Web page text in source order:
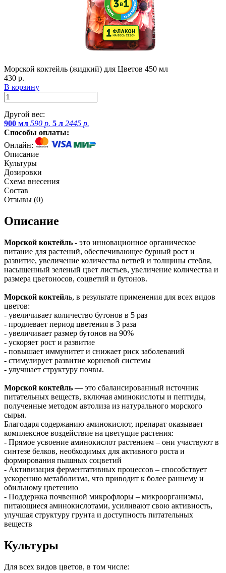
Морской коктейль (жидкий) для Цветов 450 мл
430 р.
В корзину
Другой вес:
900 мл 590 р. 5 л 2445 р.
Способы оплаты:
Онлайн:
Описание
Культуры
Дозировки
Схема внесения
Состав
Отзывы (0)
Описание
Морской коктейль - это инновационное органическое
питание для растений, обеспечивающее бурный рост и
развитие, увеличение количества ветвей и толщины стебля,
насыщенный зеленый цвет листьев, увеличение количества и
размера цветоносов, соцветий и бутонов.
Морской коктейль, в результате применения для всех видов
цветов:
- увеличивает количество бутонов в 5 раз
- продлевает период цветения в 3 раза
- увеличивает размер бутонов на 90%
- ускоряет рост и развитие
- повышает иммунитет и снижает риск заболеваний
- стимулирует развитие корневой системы
- улучшает структуру почвы.
Морской коктейль — это сбалансированный источник
питательных веществ, включая аминокислоты и пептиды,
полученные методом автолиза из натурального морского
сырья.
Благодаря содержанию аминокислот, препарат оказывает
комплексное воздействие на цветущие растения:
- Прямое усвоение аминокислот растением – они участвуют в
синтезе белков, необходимых для активного роста и
формирования пышных соцветий
- Активизация ферментативных процессов – способствует
ускорению метаболизма, что приводит к более раннему и
обильному цветению
- Поддержка почвенной микрофлоры – микроорганизмы,
питающиеся аминокислотами, усиливают свою активность,
улучшая структуру грунта и доступность питательных
веществ
Культуры
Для всех видов цветов, в том числе: